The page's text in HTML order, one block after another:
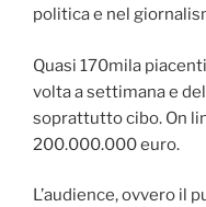
politica e nel
Quasi 170mila
volta a settimana e
soprattutto cibo. On
200.000.000 euro.
L’audience, ovvero il